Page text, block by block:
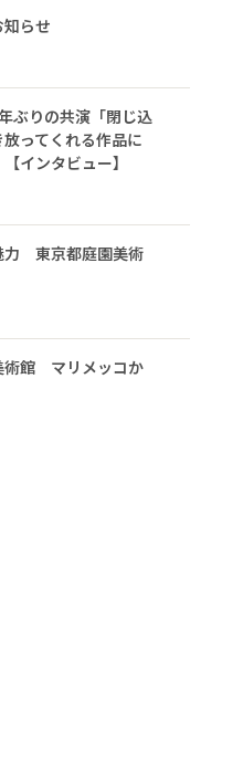
らせ
ぶりの共演「閉じ込
ってくれる作品に
インタビュー】
力 東京都庭園美術
術館 マリメッコか